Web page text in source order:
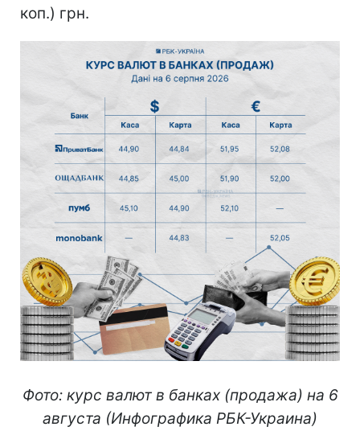
коп.) грн.
Фото: курс валют в банках (продажа) на 6
августа (Инфографика РБК-Украина)